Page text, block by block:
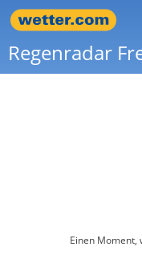
Regenradar
Einen Moment,